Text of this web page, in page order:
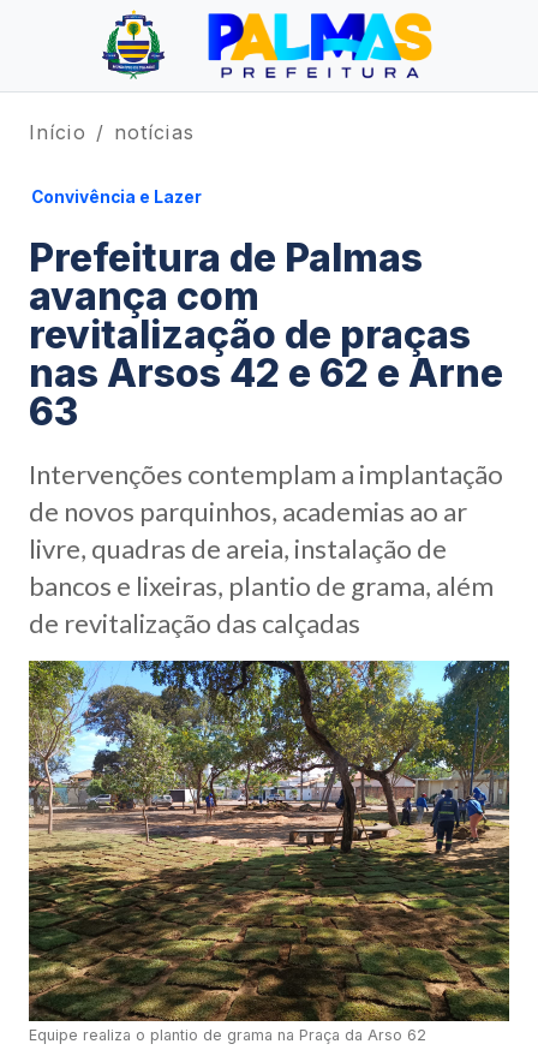
Início notícias
Convivência e Lazer
Prefeitura de Palmas
avança com
revitalização de praças
nas Arsos 42 e 62 e Arne
63
Intervenções contemplam a implantação
de novos parquinhos, academias ao ar
livre, quadras de areia, instalação de
bancos e lixeiras, plantio de grama, além
de revitalização das calçadas
Equipe realiza o plantio de grama na Praça da Arso 62